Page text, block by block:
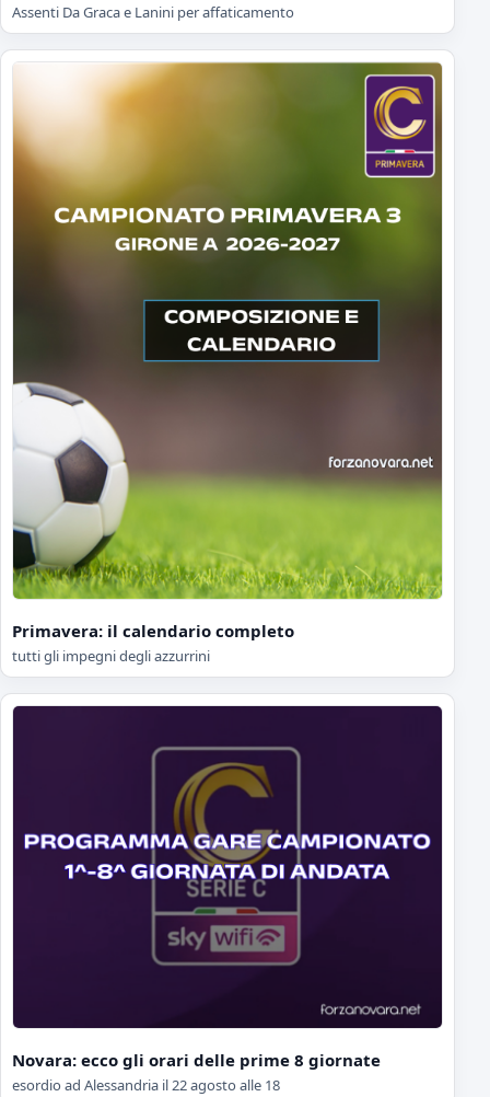
Assenti Da Graca e Lanini per affaticamento
Primavera: il calendario completo
tutti gli impegni degli azzurrini
Novara: ecco gli orari delle prime 8 giornate
esordio ad Alessandria il 22 agosto alle 18